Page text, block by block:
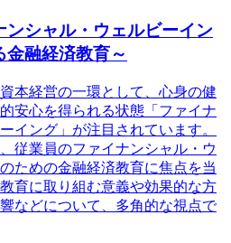
ンシャル・ウェルビーイン
金融経済教育～
本経営の一環として、心身の健
安心を得られる状態「ファイナ
イング」が注目されています。
従業員のファイナンシャル・ウ
ための金融経済教育に焦点を当
育に取り組む意義や効果的な方
などについて、多角的な視点で